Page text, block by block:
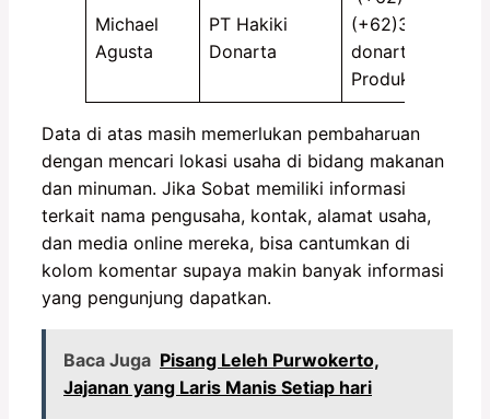
Michael
Agusta
PT Hakiki
Donarta
(+62)31 355
Data di atas masih memerlukan pembaharuan
dengan mencari lokasi usaha di bidang makanan
dan minuman. Jika Sobat memiliki informasi
terkait nama pengusaha, kontak, alamat usaha,
dan media online mereka, bisa cantumkan di
kolom komentar supaya makin banyak informasi
yang pengunjung dapatkan.
Baca Juga Pisang Leleh Purwokerto,
Jajanan yang Laris Manis Setiap hari